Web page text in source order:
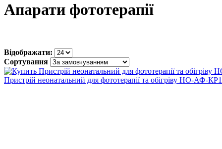
Апарати фототерапії
Відображати:
Сортування
Пристрій неонатальний для фототерапії та обігріву НО-АФ-КР1